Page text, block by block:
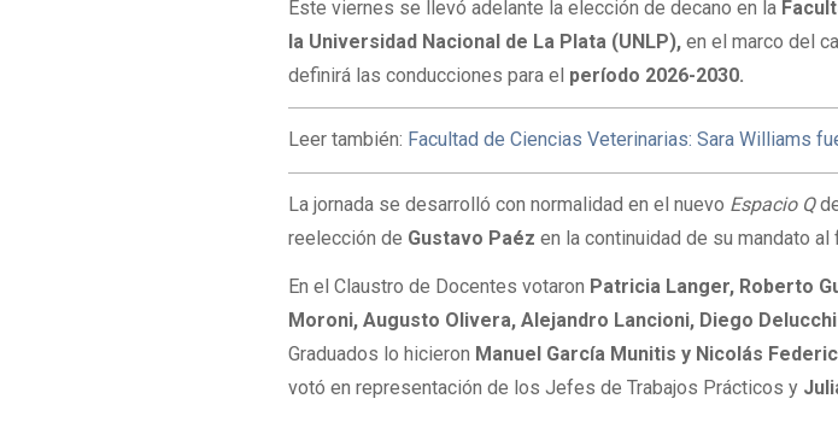
Este viernes se llevó adelante la elección de decano en la
la Universidad Nacional de La Plata (UNLP), en el marco del
definirá las conducciones para el período 2026-2030.
Leer también: Facultad de Ciencias Veterinarias: Sara Williams
La jornada se desarrolló con normalidad en el nuevo Espacio Q
reelección de Gustavo Paéz en la continuidad de su mandato al
En el Claustro de Docentes votaron Patricia Langer, Roberto
Moroni, Augusto Olivera, Alejandro Lancioni, Diego
Graduados lo hicieron Manuel García Munitis y Nicolás
votó en representación de los Jefes de Trabajos Prácticos y